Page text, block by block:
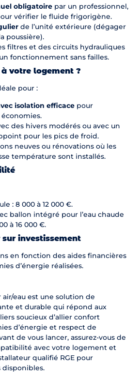
obligatoirepar un professionnel,
vérifier le fluide frigorigène.
de l’unité extérieure (dégager
poussière).
filtres et des circuits hydrauliques
fonctionnement sans failles.
votre logement ?
pour :
isolation efficacepour
des hivers modérés ou avec un
pour les pics de froid.
neuves ou rénovations où les
température sont installés.
: 8 000 à 12 000 €.
ballon intégré pour l’eau chaude
à 16 000 €.
investissement
en fonction des aides financières
d’énergie réalisées.
air/eau est une solution de
et durable qui répond aux
soucieux d’allier confort
d’énergie et respect de
de vous lancer, assurez-vous de
avec votre logement et
qualifié RGE pour
disponibles.